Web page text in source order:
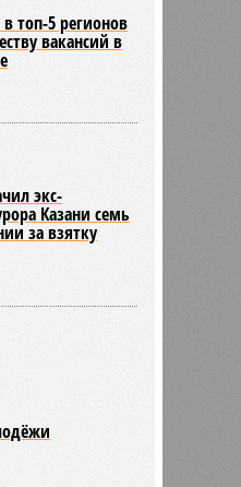
топ-5 регионов
вакансий в
экс-
Казани семь
за взятку